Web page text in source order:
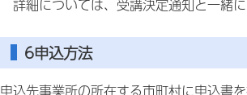
詳細については、受講決定通知と一緒に
6申込方法
申込先事業所の所在する市町村に申込書